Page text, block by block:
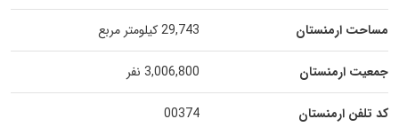
مساحت ارمنستان 29,743 کیلومتر مربع
جمعیت ارمنستان 3,006,800 نفر
کد تلفن ارمنستان 00374